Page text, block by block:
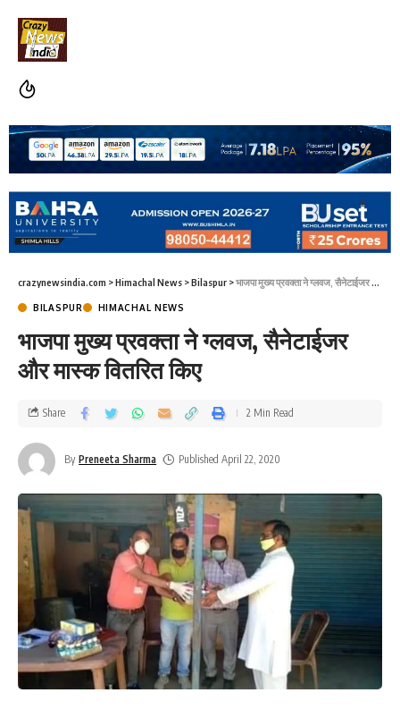
crazynewsindia.com >Himachal News >Bilaspur >भाजपा मुख्य प्रवक्ता ने ग्लवज, सैनेटाईजर और मास्क वितरित किए
BILASPUR HIMACHAL NEWS
भाजपा मुख्य प्रवक्ता ने ग्लवज, सैनेटाईजर
और मास्क वितरित किए
By Preneeta Sharma Published April 22, 2020
Share 2 Min Read